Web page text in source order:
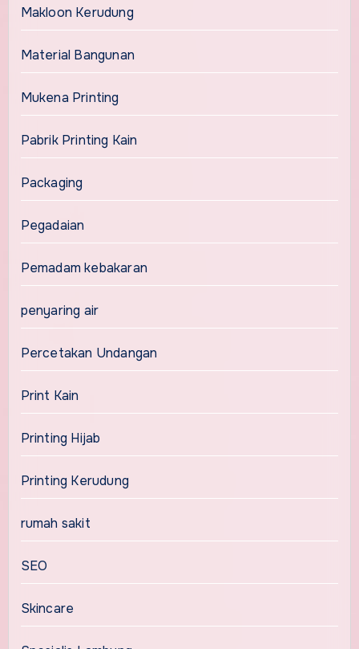
Makloon Kerudung
Material Bangunan
Mukena Printing
Pabrik Printing Kain
Packaging
Pegadaian
Pemadam kebakaran
penyaring air
Percetakan Undangan
Print Kain
Printing Hijab
Printing Kerudung
rumah sakit
SEO
Skincare